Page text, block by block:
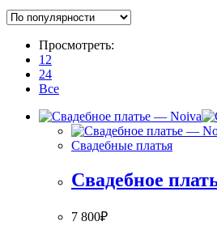
Просмотреть:
12
24
Все
Свадебные платья
Свадебное
7 800₽